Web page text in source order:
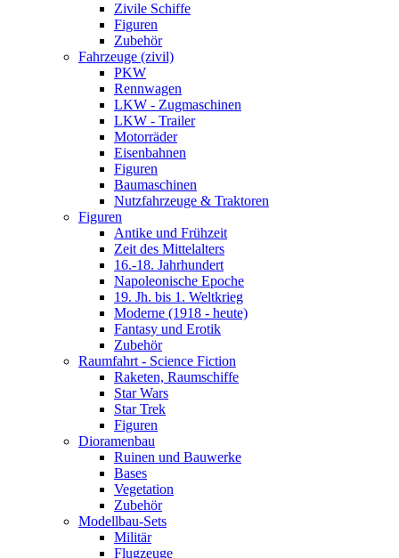
Zivile Schiffe
Figuren
Zubehör
Fahrzeuge (zivil)
PKW
Rennwagen
LKW - Zugmaschinen
LKW - Trailer
Motorräder
Eisenbahnen
Figuren
Baumaschinen
Nutzfahrzeuge & Traktoren
Figuren
Antike und Frühzeit
Zeit des Mittelalters
16.-18. Jahrhundert
Napoleonische Epoche
19. Jh. bis 1. Weltkrieg
Moderne (1918 - heute)
Fantasy und Erotik
Zubehör
Raumfahrt - Science Fiction
Raketen, Raumschiffe
Star Wars
Star Trek
Figuren
Dioramenbau
Ruinen und Bauwerke
Bases
Vegetation
Zubehör
Modellbau-Sets
Militär
Flugzeuge